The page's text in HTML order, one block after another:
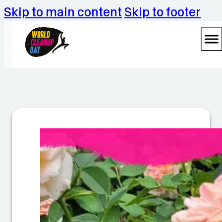
Skip to main content Skip to footer
le
a
n
u
p